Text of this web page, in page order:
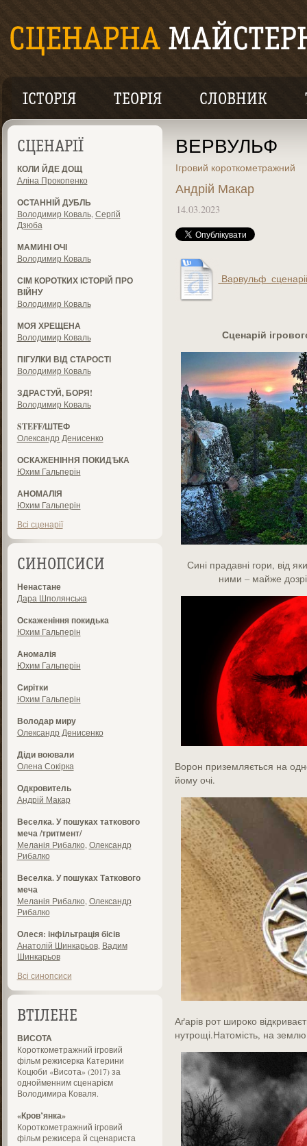
ІСТОРІЯ ТЕОРІЯ СЛОВНИК
СЦЕНАРІЇ
КОЛИ ЙДЕ ДОЩ
Аліна Прокопенко
ОСТАННІЙ ДУБЛЬ
Володимир Коваль, Сергій
Дзюба
МАМИНІ ОЧІ
Володимир Коваль
СІМ КОРОТКИХ ІСТОРІЙ ПРО
ВІЙНУ
Володимир Коваль
МОЯ ХРЕЩЕНА
Володимир Коваль
ПІГУЛКИ ВІД СТАРОСТІ
Володимир Коваль
ЗДРАСТУЙ, БОРЯ!
Володимир Коваль
STEFF/ШТЕФ
Олександр Денисенко
ОСКАЖЕНІННЯ ПОКИДѢКА
Юхим Гальперін
АНОМАЛІЯ
Юхим Гальперін
Всі сценарії
СИНОПСИСИ
Ненастане
Дара Шполянська
Оскаженіння покидька
Юхим Гальперін
Аномалія
Юхим Гальперін
Сирітки
Юхим Гальперін
Володар миру
Олександр Денисенко
Діди воювали
Олена Сокірка
Одкровитель
Андрій Макар
Веселка. У пошуках таткового
меча /тритмент/
Меланія Рибалко Олександр
Рибалко
Веселка. У пошуках Таткового
меча
Меланія Рибалко Олександр
Рибалко
Олеся: інфільтрація бісів
Анатолій Шинкарьов, Вадим
Шинкарьов
Всі синопсиси
ВТІЛЕНЕ
ВИСОТА
Короткометражний ігровий
фільм режисерка Катерини
Коцюби «Висота» (2017) за
однойменним сценарієм
Володимира Коваля.
«Кров’янка»
Короткометражний ігровий
фільм режисера й сценариста
ВЕРВУЛЬФ
Ігровий короткометражний
Андрій Макар
14.03.2023
Сценарій
Сині прадавні гори, від
ними – майже
Ворон приземляється на
йому очі.
Аґарів рот широко
нутрощі.Натомість, на